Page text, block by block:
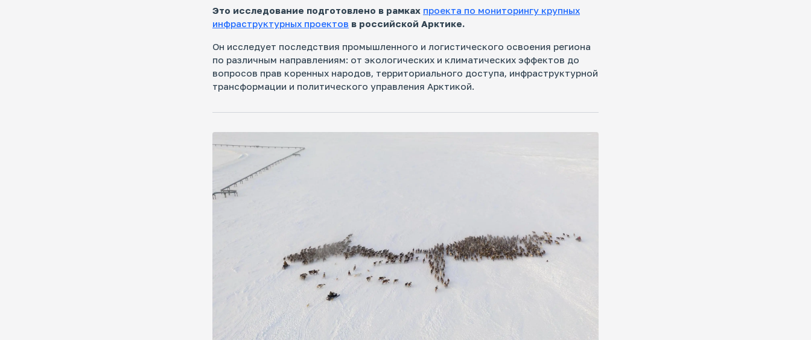
Это исследование подготовлено в рамках проекта по мониторингу крупных
инфраструктурных проектов в российской Арктике.
Он исследует последствия промышленного и логистического освоения региона
по различным направлениям: от экологических и климатических эффектов до
вопросов прав коренных народов, территориального доступа, инфраструктурной
трансформации и политического управления Арктикой.